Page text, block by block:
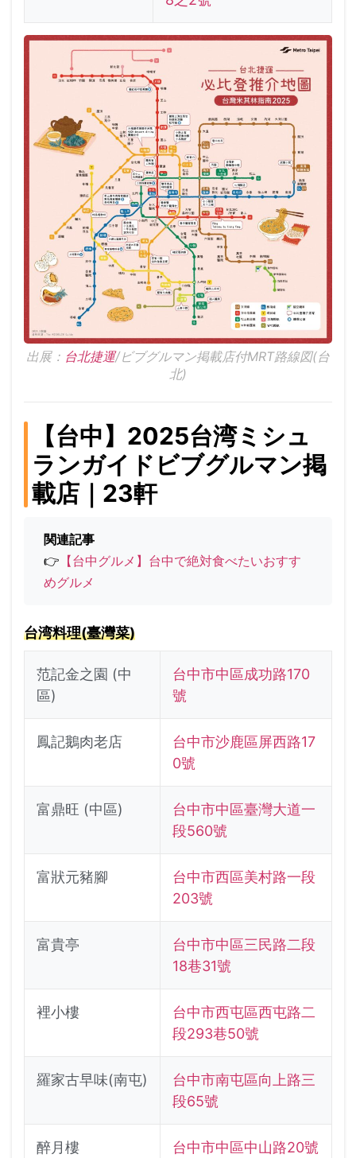
出展： 台北捷運/ビブグルマン掲載店付MRT路線図(台
北)
【台中】2025台湾ミシュ
ランガイドビブグルマン掲
載店｜23軒
関連記事
👉 【台中グルメ】台中で絶対食べたいおすす
めグルメ
台湾料理(臺灣菜)
范記金之園 (中
區)
台中市中區成功路170
號
鳳記鵝肉老店
台中市沙鹿區屏西路17
0號
富鼎旺 (中區)
台中市中區臺灣大道一
段560號
富狀元豬腳
台中市西區美村路一段
203號
富貴亭
台中市中區三民路二段
18巷31號
裡小樓
台中市西屯區西屯路二
段293巷50號
羅家古早味(南屯)
台中市南屯區向上路三
段65號
醉月樓 台中市中區中山路20號